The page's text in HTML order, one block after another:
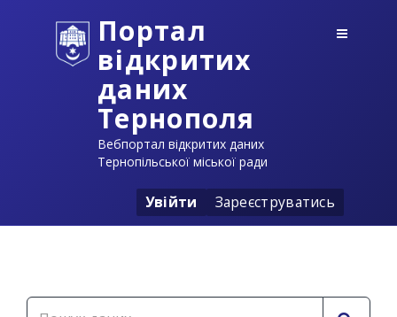
Портал
відкритих
даних
Тернополя
Вебпортал відкритих даних
Тернопільської міської ради
Увійти Зареєструватись